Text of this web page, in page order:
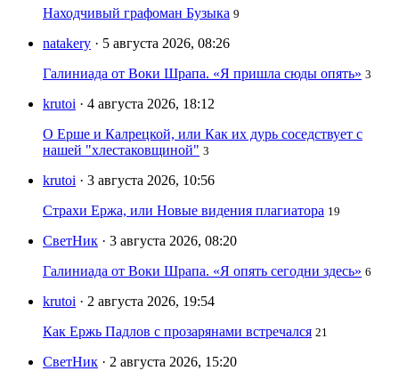
Находчивый графоман Бузыка 9
natakery · 5 августа 2026, 08:26
Галиниада от Воки Шрапа. «Я пришла сюды опять» 3
krutoi · 4 августа 2026, 18:12
О Ерше и Калрецкой, или Как их дурь соседствует с
нашей "хлестаковщиной" 3
krutoi · 3 августа 2026, 10:56
Страхи Ержа, или Новые видения плагиатора 19
СветНик · 3 августа 2026, 08:20
Галиниада от Воки Шрапа. «Я опять сегодни здесь» 6
krutoi · 2 августа 2026, 19:54
Как Ержь Падлов с прозарянами встречался 21
СветНик · 2 августа 2026, 15:20